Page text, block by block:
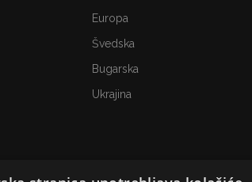
Europa
Švedska
Bugarska
Ukrajina